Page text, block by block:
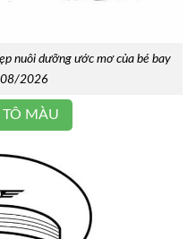
nuôi dưỡng ước mơ của bé bay
08/2026
TÔ MÀU